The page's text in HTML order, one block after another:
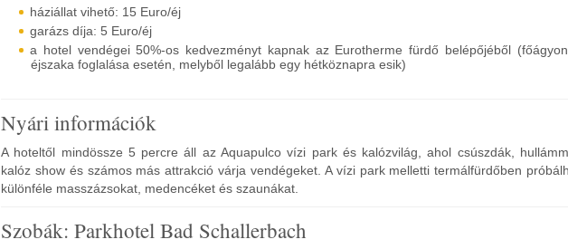
háziállat vihető: 15 Euro/éj
garázs díja: 5 Euro/éj
a hotel vendégei 50%-os kedvezményt kapnak az Eurotherme fürdő belépőjéből
éjszaka foglalása esetén, melyből legalább egy hétköznapra esik)
Nyári információk
A hoteltől mindössze 5 percre áll az Aquapulco vízi park és kalózvilág, ahol csúszdák,
kalóz show és számos más attrakció várja vendégeket. A vízi park melletti termálfürdőben
különféle masszázsokat, medencéket és szaunákat.
Szobák: Parkhotel Bad Schallerbach